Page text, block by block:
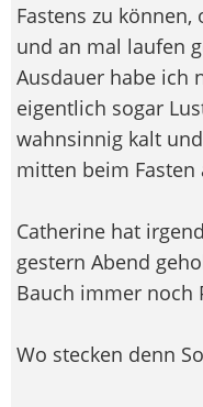
Fastens zu
und an mal laufen
Ausdauer habe ich
eigentlich sogar
wahnsinnig kalt
mitten beim Fasten
Catherine hat
gestern Abend
Bauch immer noch
Wo stecken denn